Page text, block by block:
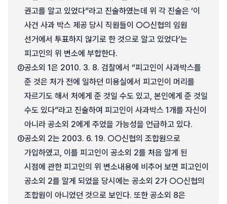
권고를 알고 있었다”라고 진술하였는데 위 각 진술은 ‘이
사건 사과 박스 제공 당시 직원들이 ○○신협의 임원
선거에서 투표하지 않기로 한 것으로 알고 있었다’는
피고인의 위 변소에 부합한다.
②공소외 1은 2010. 3. 8. 검찰에서 “피고인이 사과박스를
준 것은 처가 전에 일하던 미용실에서 피고인이 머리를
자르기도 해서 처에게 준 것일 수도 있고, 본인에게 준 것일
수도 있다”라고 진술하여 피고인이 사과박스 1개를 자신이
아니라 공소외 2에게 주었을 가능성을 언급하고 있다.
③공소외 2는 2003. 6. 19. ○○신협의 조합원으로
가입하였고, 이를 피고인이 공소외 2를 처음 알게 된
시점에 관한 피고인의 위 변소내용에 비추어 보면 피고인이
공소외 2를 알게 되었을 당시에는 공소외 2가 ○○신협의
조합원이 아니었던 것으로 보인다. 또한 공소외 8은